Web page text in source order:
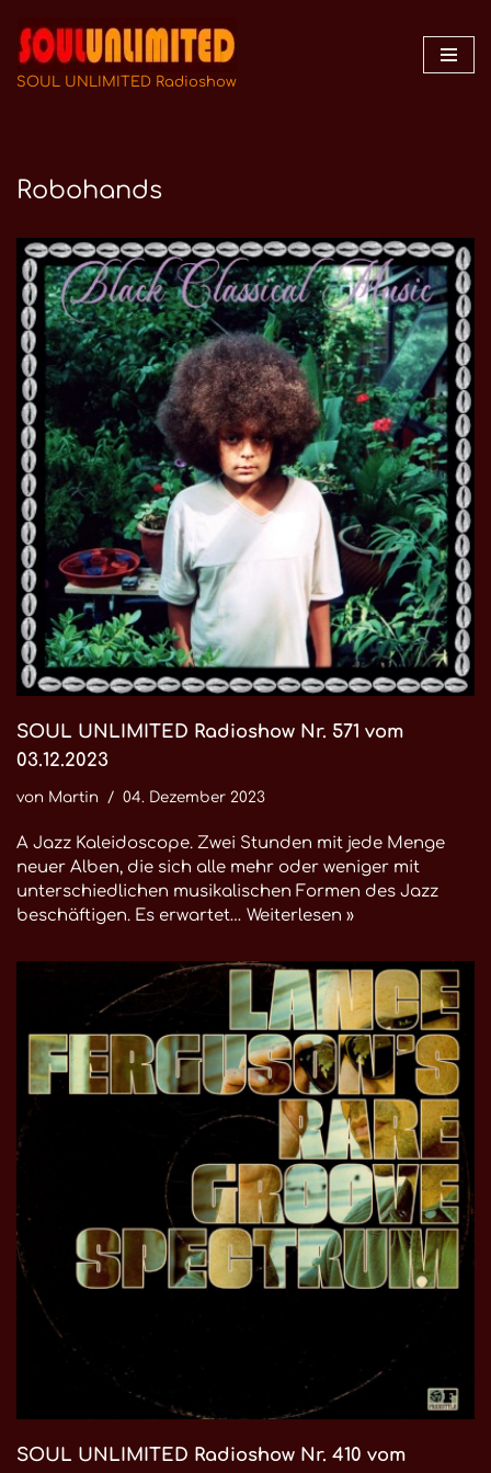
Zum
Inhalt
SOUL UNLIMITED Radioshow
Robohands
SOUL UNLIMITED Radioshow Nr. 571 vom
03.12.2023
von Martin 04. Dezember 2023
A Jazz Kaleidoscope. Zwei Stunden mit jede Menge
neuer Alben, die sich alle mehr oder weniger mit
unterschiedlichen musikalischen Formen des Jazz
beschäftigen. Es erwartet… Weiterlesen »
SOUL UNLIMITED Radioshow Nr. 410 vom